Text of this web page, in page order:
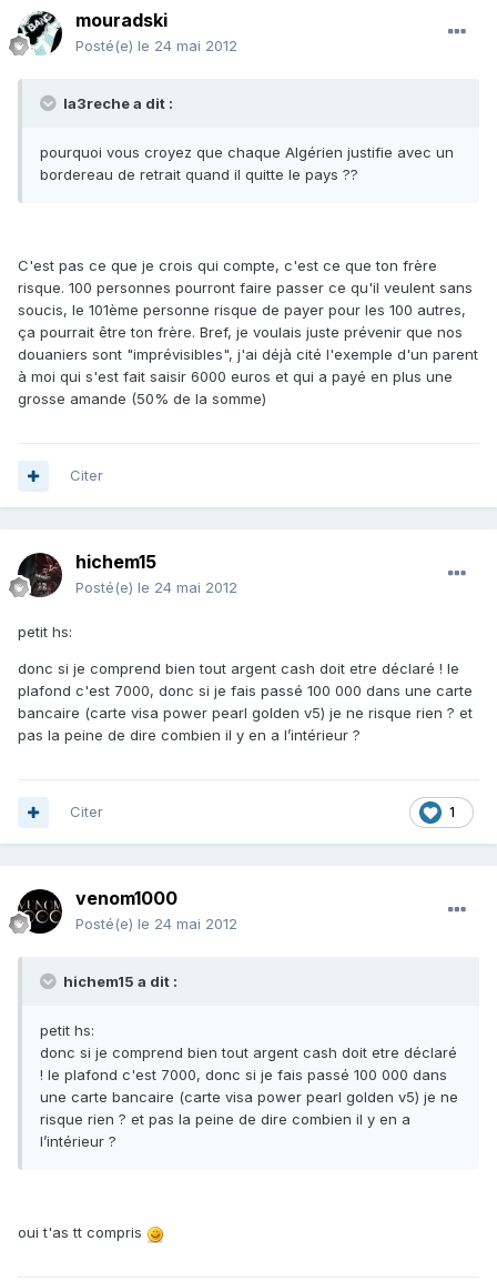
mouradski
Posté(e) le 24 mai 2012
la3reche a dit :
pourquoi vous croyez que chaque Algérien justifie avec un
bordereau de retrait quand il quitte le pays ??
C'est pas ce que je crois qui compte, c'est ce que ton frère
risque. 100 personnes pourront faire passer ce qu'il veulent sans
soucis, le 101ème personne risque de payer pour les 100 autres,
ça pourrait être ton frère. Bref, je voulais juste prévenir que nos
douaniers sont "imprévisibles", j'ai déjà cité l'exemple d'un parent
à moi qui s'est fait saisir 6000 euros et qui a payé en plus une
grosse amande (50% de la somme)
Citer
hichem15
Posté(e) le 24 mai 2012
petit hs:
donc si je comprend bien tout argent cash doit etre déclaré ! le
plafond c'est 7000, donc si je fais passé 100 000 dans une carte
bancaire (carte visa power pearl golden v5) je ne risque rien ? et
pas la peine de dire combien il y en a l’intérieur ?
1
Citer
venom1000
Posté(e) le 24 mai 2012
hichem15 a dit :
petit hs:
donc si je comprend bien tout argent cash doit etre déclaré
! le plafond c'est 7000, donc si je fais passé 100 000 dans
une carte bancaire (carte visa power pearl golden v5) je ne
risque rien ? et pas la peine de dire combien il y en a
l’intérieur ?
oui t'as tt compris